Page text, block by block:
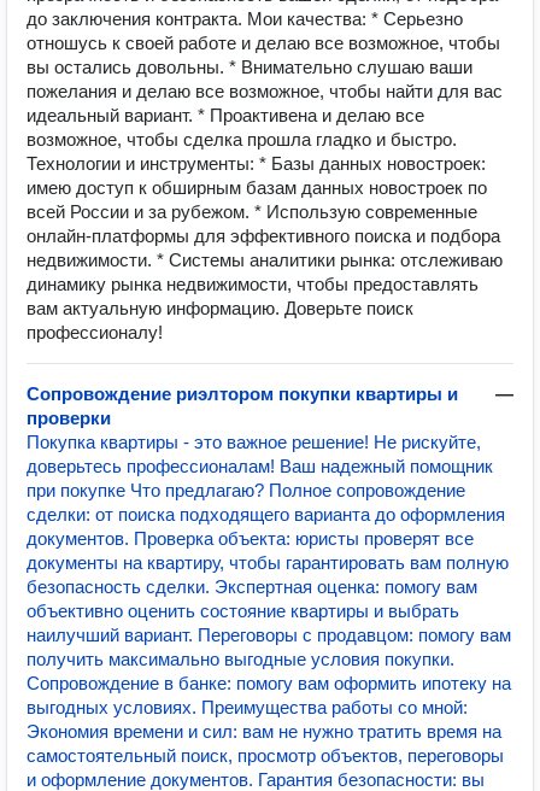
до заключения контракта. Мои качества: * Серьезно
отношусь к своей работе и делаю все возможное, чтобы
вы остались довольны. * Внимательно слушаю ваши
пожелания и делаю все возможное, чтобы найти для вас
идеальный вариант. * Проактивена и делаю все
возможное, чтобы сделка прошла гладко и быстро.
Технологии и инструменты: * Базы данных новостроек:
имею доступ к обширным базам данных новостроек по
всей России и за рубежом. * Использую современные
онлайн-платформы для эффективного поиска и подбора
недвижимости. * Системы аналитики рынка: отслеживаю
динамику рынка недвижимости, чтобы предоставлять
вам актуальную информацию. Доверьте поиск
профессионалу!
Сопровождение риэлтором покупки квартиры и
проверки
—
Покупка квартиры - это важное решение! Не рискуйте,
доверьтесь профессионалам! Ваш надежный помощник
при покупке Что предлагаю? Полное сопровождение
сделки: от поиска подходящего варианта до оформления
документов. Проверка объекта: юристы проверят все
документы на квартиру, чтобы гарантировать вам полную
безопасность сделки. Экспертная оценка: помогу вам
объективно оценить состояние квартиры и выбрать
наилучший вариант. Переговоры с продавцом: помогу вам
получить максимально выгодные условия покупки.
Сопровождение в банке: помогу вам оформить ипотеку на
выгодных условиях. Преимущества работы со мной:
Экономия времени и сил: вам не нужно тратить время на
самостоятельный поиск, просмотр объектов, переговоры
и оформление документов. Гарантия безопасности: вы